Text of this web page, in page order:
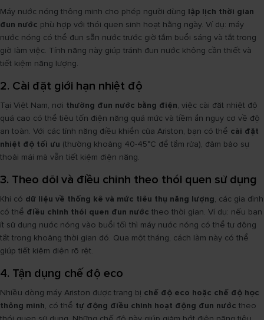
Máy nước nóng thông minh cho phép người dùng lập lịch thời gian
đun nước phù hợp với thói quen sinh hoạt hằng ngày. Ví dụ: máy
nước nóng có thể đun sẵn nước trước giờ tắm buổi sáng và tắt trong
giờ làm việc. Tính năng này giúp tránh đun nước không cần thiết và
tiết kiệm năng lượng.
2. Cài đặt giới hạn nhiệt độ
Tại Việt Nam, nơi thường đun nước bằng điện, việc cài đặt nhiệt độ
quá cao có thể tiêu tốn điện năng quá mức và tiềm ẩn nguy cơ về độ
an toàn. Với các tính năng điều khiển của Ariston, bạn có thể cài đặt
nhiệt độ tối ưu (thường khoảng 40-45°C để tắm rửa), đảm bảo sự
thoải mái mà vẫn tiết kiệm điện năng.
3. Theo dõi và điều chỉnh theo thói quen sử dụng
Khi có dữ liệu về thống kê và mức tiêu thụ năng lượng, các gia đình
có thể điều chỉnh thói quen đun nước theo thời gian. Ví dụ: nếu bạn
ít sử dụng nước nóng vào buổi tối thì máy nước nóng có thể tự động
tắt trong khoảng thời gian đó. Qua một tháng, cách làm này có thể
giúp tiết kiệm điện rõ rệt.
4. Tận dụng chế độ eco
Nhiều dòng máy Ariston được trang bị chế độ eco hoặc chế độ học
thông minh, có thể tự động điều chỉnh hoạt động đun nước theo